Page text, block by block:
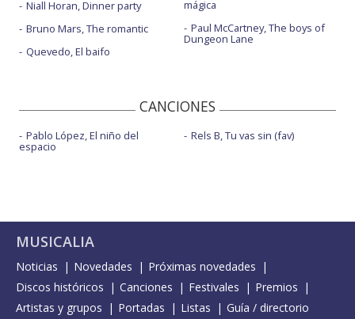
Niall Horan, Dinner party
Bruno Mars, The romantic
Quevedo, El baifo
mágica
Paul McCartney, The boys of
Dungeon Lane
CANCIONES
Pablo López, El niño del
espacio
Rels B, Tu vas sin (fav)
MUSICALIA
Noticias Novedades
Próximas novedades
Discos históricos
Canciones Festivales
Premios
Artistas y grupos
Portadas Listas Guía / directorio